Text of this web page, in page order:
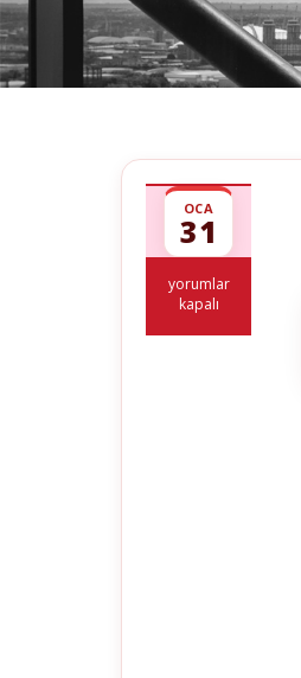
OCA
31
Araçların
Satış,
yorumlar
kapalı